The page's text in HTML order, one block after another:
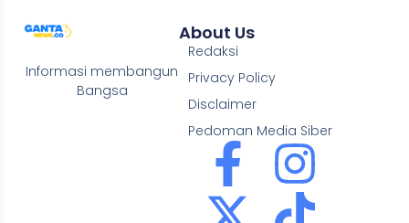
Informasi membangun
Bangsa
About Us
Redaksi
Privacy Policy
Disclaimer
Pedoman Media Siber